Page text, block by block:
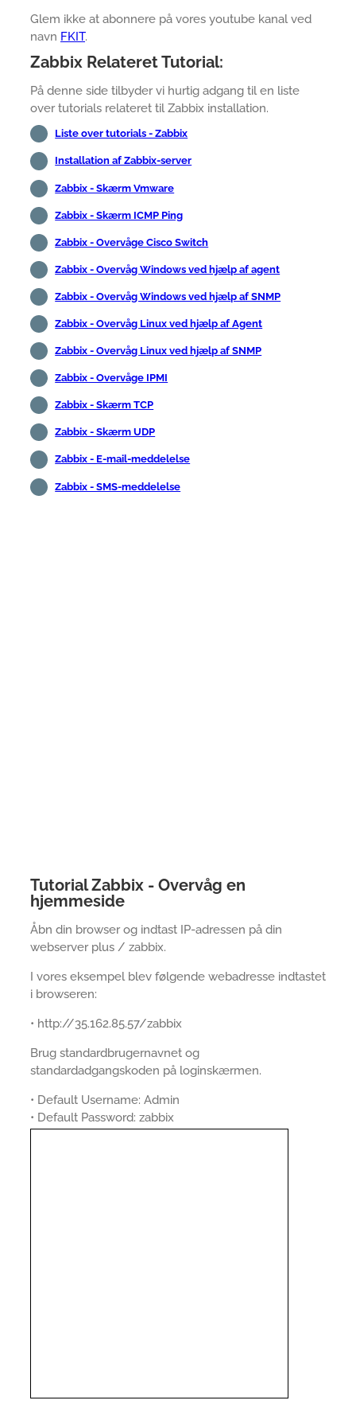
Glem ikke at abonnere på vores youtube kanal ved
navn FKIT.
Zabbix Relateret Tutorial:
På denne side tilbyder vi hurtig adgang til en liste
over tutorials relateret til Zabbix installation.
Liste over tutorials - Zabbix
Installation af Zabbix-server
Zabbix - Skærm Vmware
Zabbix - Skærm ICMP Ping
Zabbix - Overvåge Cisco Switch
Zabbix - Overvåg Windows ved hjælp af agent
Zabbix - Overvåg Windows ved hjælp af SNMP
Zabbix - Overvåg Linux ved hjælp af Agent
Zabbix - Overvåg Linux ved hjælp af SNMP
Zabbix - Overvåge IPMI
Zabbix - Skærm TCP
Zabbix - Skærm UDP
Zabbix - E-mail-meddelelse
Zabbix - SMS-meddelelse
Tutorial Zabbix - Overvåg en
hjemmeside
Åbn din browser og indtast IP-adressen på din
webserver plus / zabbix.
I vores eksempel blev følgende webadresse indtastet
i browseren:
• http://35.162.85.57/zabbix
Brug standardbrugernavnet og
standardadgangskoden på loginskærmen.
• Default Username: Admin
• Default Password: zabbix